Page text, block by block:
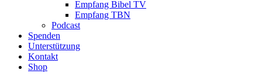
Empfang Bibel TV
Empfang TBN
Podcast
Spenden
Unterstützung
Kontakt
Shop